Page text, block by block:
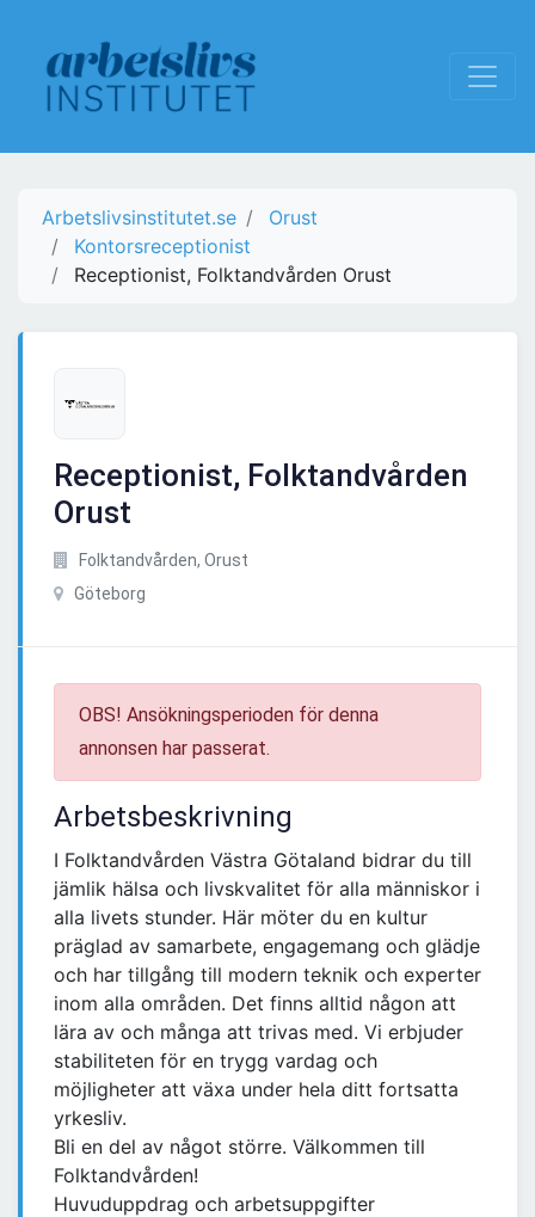
Arbetslivsinstitutet.se
Orust
Kontorsreceptionist
Receptionist, Folktandvården Orust
Receptionist, Folktandvården
Orust
Folktandvården, Orust
Göteborg
OBS! Ansökningsperioden för denna
annonsen har passerat.
Arbetsbeskrivning
I Folktandvården Västra Götaland bidrar du till
jämlik hälsa och livskvalitet för alla människor i
alla livets stunder. Här möter du en kultur
präglad av samarbete, engagemang och glädje
och har tillgång till modern teknik och experter
inom alla områden. Det finns alltid någon att
lära av och många att trivas med. Vi erbjuder
stabiliteten för en trygg vardag och
möjligheter att växa under hela ditt fortsatta
yrkesliv.
Bli en del av något större. Välkommen till
Folktandvården!
Huvuduppdrag och arbetsuppgifter